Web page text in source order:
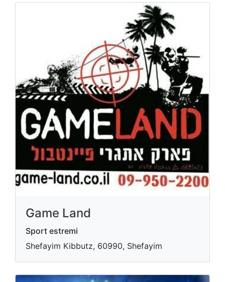
Game Land
Sport estremi
Shefayim Kibbutz, 60990, Shefayim